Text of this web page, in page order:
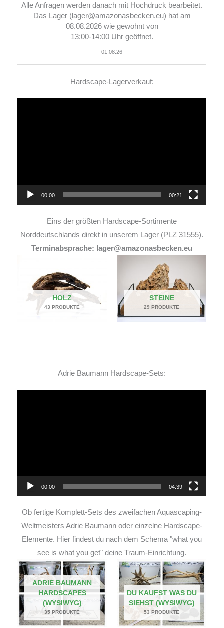
Alle Anfragen werden danach mit Hochdruck bearbeitet.
Das Lager (lager@amazonasbecken.eu) hat am
08.08.2026 wie gewohnt von
13:00-14:00 Uhr geöffnet.
01.08.26
Hardscape-Lagerverkauf:
00:00 00:21
Eins der größten Hardscape-Sortimente
Norddeutschlands direkt in unserem Lager (PLZ 31555).
Terminabsprache: lager@amazonasbecken.eu
HOLZ
43 PRODUKTE
STEINE
29 PRODUKTE
Adrie Baumann Hardscape-Sets:
00:00 04:39
Ob fertige Komplett-Sets des zweifachen Aquascaping-
Weltmeisters Adrie Baumann oder einzelne Hardscape-
Elemente. Hier findest du nach dem Schema "what you
see is what you get" deine Traum-Einrichtung.
ADRIE BAUMANN
HARDSCAPES
(WYSIWYG)
35 PRODUKTE
DU KAUFST WAS DU
SIEHST (WYSIWYG)
53 PRODUKTE